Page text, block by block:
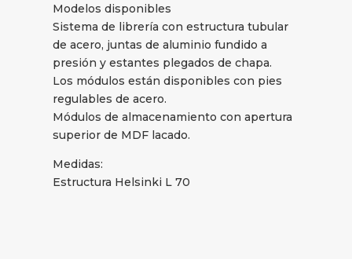
Modelos disponibles
Sistema de librería con estructura tubular
de acero, juntas de aluminio fundido a
presión y estantes plegados de chapa.
Los módulos están disponibles con pies
regulables de acero.
Módulos de almacenamiento con apertura
superior de MDF lacado.
Medidas:
Estructura Helsinki L 70